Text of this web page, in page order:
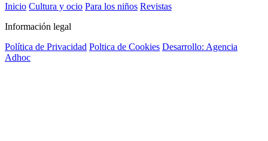
Inicio Cultura y ocio Para los niños Revistas
Información legal
Política de Privacidad Poltica de Cookies Desarrollo: Agencia
Adhoc